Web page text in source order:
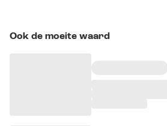
Ook de moeite waard